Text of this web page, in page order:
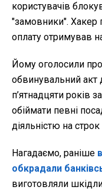
користувачів
"замовники". Хакер
оплату отримував
Йому оголосили
обвинувальний акт
п’ятнадцяти років
обіймати певні
діяльністю на
Нагадаємо, раніше
обкрадали
виготовляли